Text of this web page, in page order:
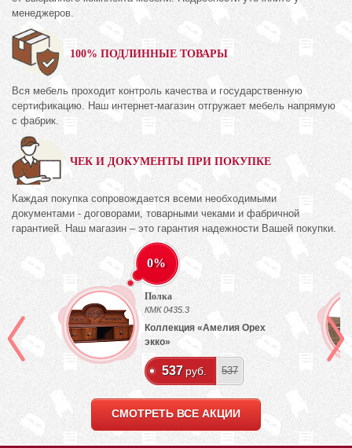
менеджеров.
100% ПОДЛИННЫЕ ТОВАРЫ
Вся мебель проходит контроль качества и государственную
сертификацию. Наш интернет-магазин отгружает мебель напрямую
с фабрик.
ЧЕК И ДОКУМЕНТЫ ПРИ ПОКУПКЕ
Каждая покупка сопровождается всеми необходимыми
документами - договорами, товарными чеками и фабричной
гарантией. Наш магазин – это гарантия надежности Вашей покупки.
0%
Полка
КМК 0435.3
Коллекция «Амелия Орех
экко»
537 руб. 537
СМОТРЕТЬ ВСЕ АКЦИИ